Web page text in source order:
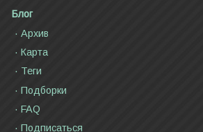
Блог
Архив
Карта
Теги
Подборки
FAQ
Подписаться